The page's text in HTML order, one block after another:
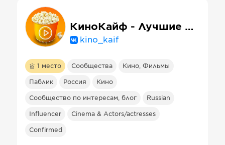
КиноКайф - Лучшие фильмы
kino_kaif
1 место Сообщества Кино, Фильмы
Паблик Россия Кино
Сообщество по интересам, блог Russian
Influencer Cinema & Actors/actresses
Confirmed